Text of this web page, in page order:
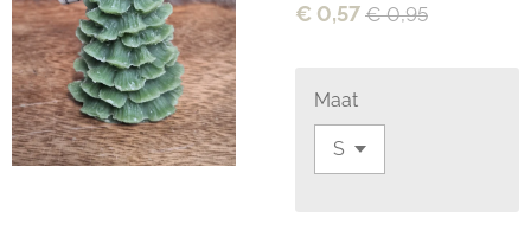
€ 0,57 € 0,95
Maat